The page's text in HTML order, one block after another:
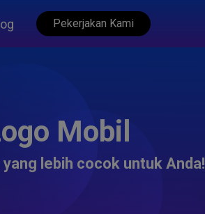
Pekerjakan Kami
Mobil
lebih cocok untuk Anda!